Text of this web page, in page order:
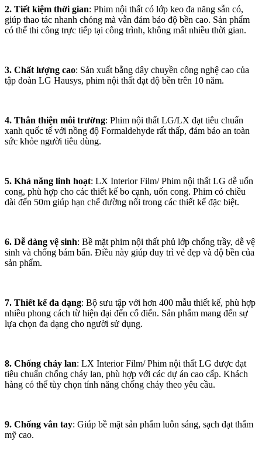
2. Tiết kiệm thời gian: Phim nội thất có lớp keo đa năng sẵn có,
giúp thao tác nhanh chóng mà vẫn đảm bảo độ bền cao. Sản phẩm
có thể thi công trực tiếp tại công trình, không mất nhiều thời gian.
3. Chất lượng cao: Sản xuất bằng dây chuyền công nghệ cao của
tập đoàn LG Hausys, phim nội thất đạt độ bền trên 10 năm.
4. Thân thiện môi trường: Phim nội thất LG/LX đạt tiêu chuẩn
xanh quốc tế với nồng độ Formaldehyde rất thấp, đảm bảo an toàn
sức khỏe người tiêu dùng.
5. Khả năng linh hoạt: LX Interior Film/ Phim nội thất LG dễ uốn
cong, phù hợp cho các thiết kế bo cạnh, uốn cong. Phim có chiều
dài đến 50m giúp hạn chế đường nối trong các thiết kế đặc biệt.
6. Dễ dàng vệ sinh: Bề mặt phim nội thất phủ lớp chống trầy, dễ vệ
sinh và chống bám bẩn. Điều này giúp duy trì vẻ đẹp và độ bền của
sản phẩm.
7. Thiết kế đa dạng: Bộ sưu tập với hơn 400 mẫu thiết kế, phù hợp
nhiều phong cách từ hiện đại đến cổ điển. Sản phẩm mang đến sự
lựa chọn đa dạng cho người sử dụng.
8. Chống cháy lan: LX Interior Film/ Phim nội thất LG được đạt
tiêu chuẩn chống cháy lan, phù hợp với các dự án cao cấp. Khách
hàng có thể tùy chọn tính năng chống cháy theo yêu cầu.
9. Chống vân tay: Giúp bề mặt sản phẩm luôn sáng, sạch đạt thẩm
mỹ cao.